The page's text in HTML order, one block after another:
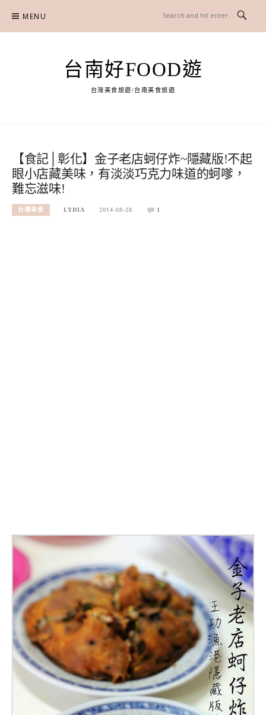
content
MENU
台南好FOOD遊
台灣美食旅遊/台南美食旅遊
【食記│彰化】金子老店蚵仔炸~隱藏版!不起
眼小店藏美味，有淡淡巧克力味道的蚵嗲，
難忘滋味!
台灣美食 LYDIA 2014-08-28 1